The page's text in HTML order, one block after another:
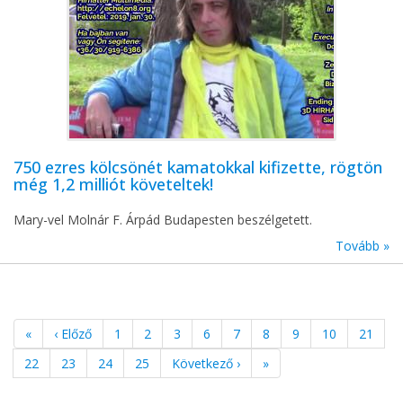
750 ezres kölcsönét kamatokkal kifizette, rögtön
még 1,2 milliót követeltek!
Mary-vel Molnár F. Árpád Budapesten beszélgetett.
Tovább »
« ‹ Előző 1 2 3 6 7 8 9 10
21
22
23 24 25 Következő › »